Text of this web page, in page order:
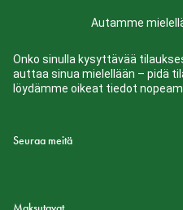
Autamme
Onko sinulla kysyttävää
auttaa sinua mielellään – pidä
löydämme oikeat tiedot
Seuraa meitä